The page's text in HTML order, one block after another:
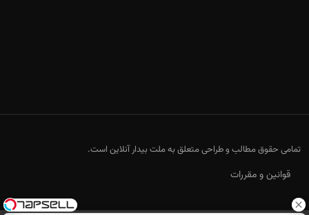
تمامی حقوق مطالب و طراحی متعلق به ملت بیدار آنلاین است.
قوانین و مقررات